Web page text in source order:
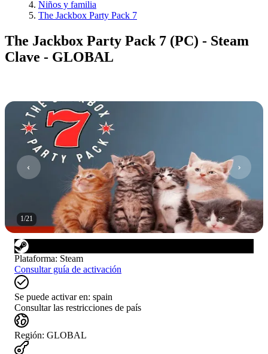
Niños y familia
The Jackbox Party Pack 7
The Jackbox Party Pack 7 (PC) - Steam
Clave - GLOBAL
1/21
Plataforma: Steam
Consultar guía de activación
Se puede activar en: spain
Consultar las restricciones de país
Región: GLOBAL